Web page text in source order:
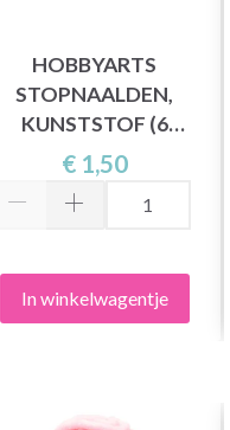
HOBBYARTS
STOPNAALDEN,
KUNSTSTOF (6
NAALDEN)
€ 1,50
In winkelwagentje